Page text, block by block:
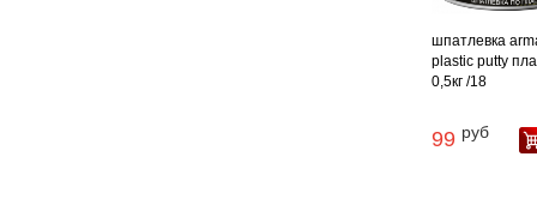
шпатлевка
plastic putty
0,5кг /18
99 руб